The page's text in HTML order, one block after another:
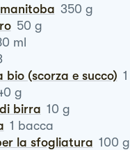
manitoba 350 g
50 g
ml
bio (scorza e succo) 1
g
di birra 10 g
1 bacca
la sfogliatura 100 g